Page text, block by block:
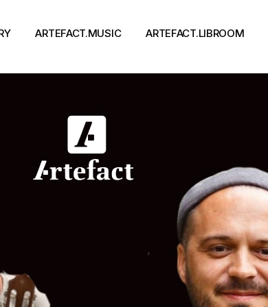
ARTEFACT.MUSIC
Концерти
ARTEFACT.LIBROOM